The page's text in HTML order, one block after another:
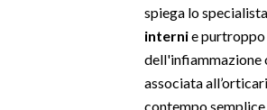
spiega lo
internie purtroppo
dell'infiammazione
associata
contempo